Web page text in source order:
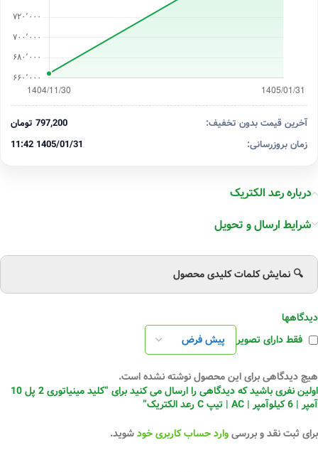
آخرین قیمت بدون تخفیف:
797,200 تومان
زمان بروزرسانی:
1405/01/31 11:42
درباره رعد الکتریک
شرایط ارسال و تحویل
🔍 نمایش کلمات کلیدی محصول
دیدگاهها
فقط دارای تصویر
هیچ دیدگاهی برای این محصول نوشته نشده است.
اولین نفری باشید که دیدگاهی را ارسال می کنید برای “کلید مینیاتوری 2 پل 10
آمپر | 6 کیلوآمپر | AC | تیپ C رعد الکتریک”
برای ثبت نقد و بررسیوارد حساب کاربری خودشوید.